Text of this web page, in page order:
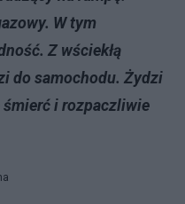
W tym
Z wściekłą
do samochodu. Żydzi
i rozpaczliwie